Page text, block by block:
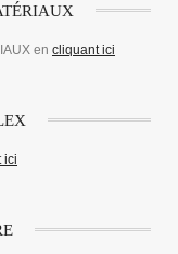
en cliquant ici
ici